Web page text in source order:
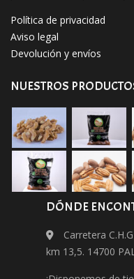
Política de privacidad
Aviso legal
Devolución y envíos
NUESTROS
DÓNDE
Carretera
km 13,5. 14700